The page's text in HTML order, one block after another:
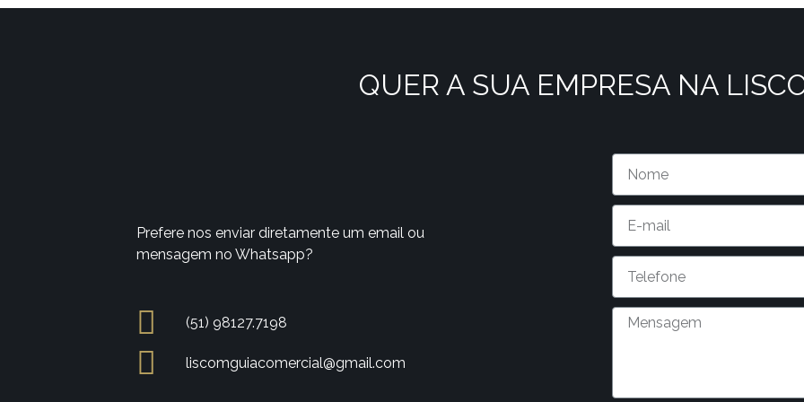
QUER A SUA EMPRESA NA
Prefere nos enviar diretamente um email ou
mensagem no Whatsapp?
(51) 98127.7198
liscomguiacomercial@gmail.com